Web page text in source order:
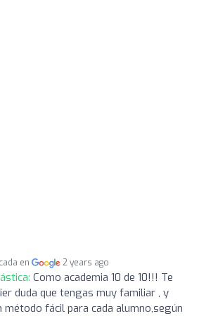
en 2 years ago
Como academia 10 de 10!!! Te
duda que tengas muy familiar , y
método fácil para cada alumno,según